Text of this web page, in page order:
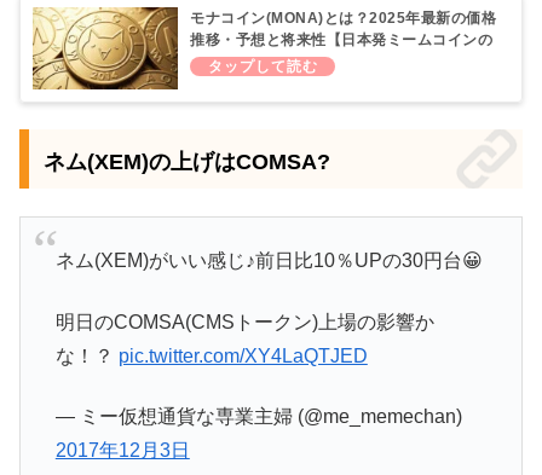
モナコイン(MONA)とは？2025年最新の価格
推移・予想と将来性【日本発ミームコインの
現状分析】
ネム(XEM)の上げはCOMSA?
ネム(XEM)がいい感じ♪前日比10％UPの30円台😀
明日のCOMSA(CMSトークン)上場の影響か
な！？ pic.twitter.com/XY4LaQTJED
— ミー仮想通貨な専業主婦 (@me_memechan)
2017年12月3日